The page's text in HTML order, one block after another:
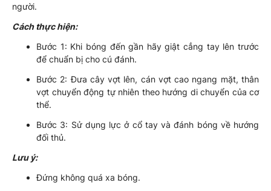
người.
Cách thực hiện:
Bước 1: Khi bóng đến gần hãy giật cẳng tay lên trước
để chuẩn bị cho cú đánh.
Bước 2: Đưa cây vợt lên, cán vợt cao ngang mặt, thân
vợt chuyển động tự nhiên theo hướng di chuyển của cơ
thể.
Bước 3: Sử dụng lực ở cổ tay và đánh bóng về hướng
đối thủ.
Lưu ý:
Đứng không quá xa bóng.